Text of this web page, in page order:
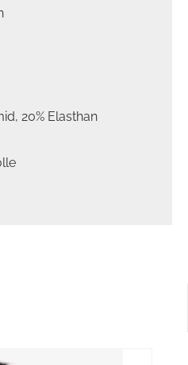
20% Elasthan